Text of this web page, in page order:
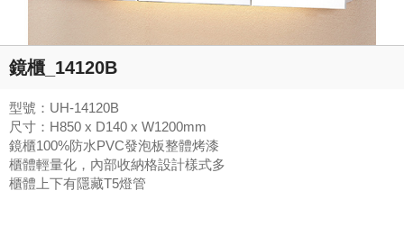
鏡櫃_14120B
型號：UH-14120B
尺寸：H850 x D140 x W1200mm
鏡櫃100%防水PVC發泡板整體烤漆
櫃體輕量化，內部收納格設計樣式多
櫃體上下有隱藏T5燈管